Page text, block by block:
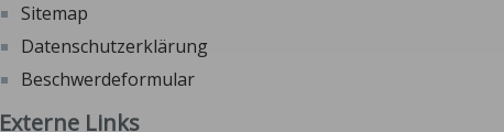
Sitemap
Datenschutzerklärung
Beschwerdeformular
Externe Links